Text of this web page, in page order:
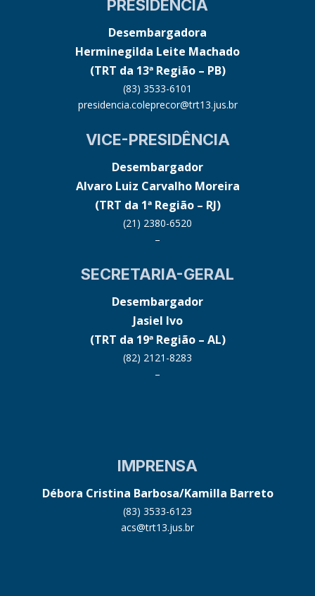
PRESIDÊNCIA
Desembargadora
Herminegilda Leite Machado
(TRT da 13ª Região – PB)
(83) 3533-6101
presidencia.coleprecor@trt13.jus.br
VICE-PRESIDÊNCIA
Desembargador
Alvaro Luiz Carvalho Moreira
(TRT da 1ª Região – RJ)
(21) 2380-6520
–
SECRETARIA-GERAL
Desembargador
Jasiel Ivo
(TRT da 19ª Região – AL)
(82) 2121-8283
–
IMPRENSA
Débora Cristina Barbosa/Kamilla Barreto
(83) 3533-6123
acs@trt13.jus.br